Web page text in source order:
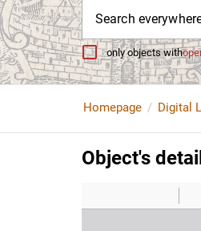
Search
only objects with
Homepage Digital
Object's